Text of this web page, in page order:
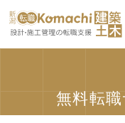
無料転